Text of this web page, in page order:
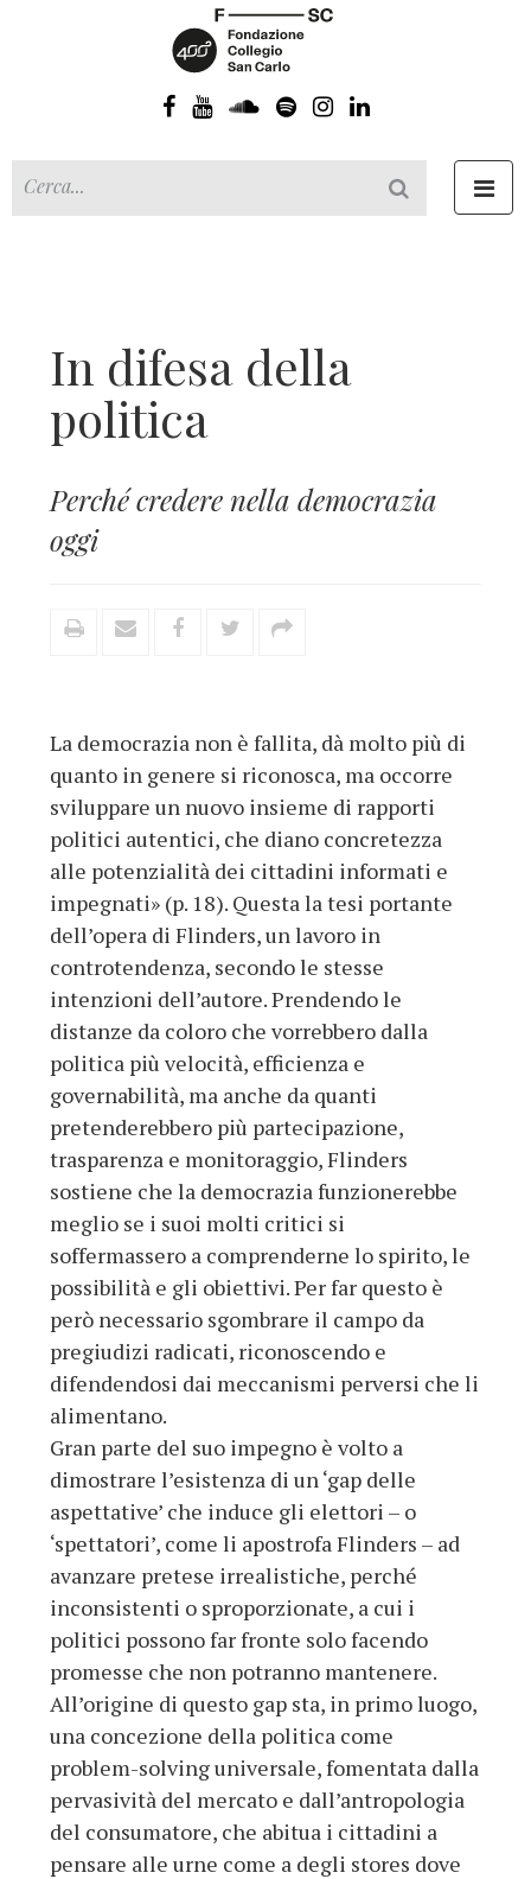
In difesa della
politica
Perché credere nella democrazia
oggi
La democrazia non è fallita, dà molto più di
quanto in genere si riconosca, ma occorre
sviluppare un nuovo insieme di rapporti
politici autentici, che diano concretezza
alle potenzialità dei cittadini informati e
impegnati» (p. 18). Questa la tesi portante
dell’opera di Flinders, un lavoro in
controtendenza, secondo le stesse
intenzioni dell’autore. Prendendo le
distanze da coloro che vorrebbero dalla
politica più velocità, efficienza e
governabilità, ma anche da quanti
pretenderebbero più partecipazione,
trasparenza e monitoraggio, Flinders
sostiene che la democrazia funzionerebbe
meglio se i suoi molti critici si
soffermassero a comprenderne lo spirito, le
possibilità e gli obiettivi. Per far questo è
però necessario sgombrare il campo da
pregiudizi radicati, riconoscendo e
difendendosi dai meccanismi perversi che li
alimentano.
Gran parte del suo impegno è volto a
dimostrare l’esistenza di un ‘gap delle
aspettative’ che induce gli elettori – o
‘spettatori’, come li apostrofa Flinders – ad
avanzare pretese irrealistiche, perché
inconsistenti o sproporzionate, a cui i
politici possono far fronte solo facendo
promesse che non potranno mantenere.
All’origine di questo gap sta, in primo luogo,
una concezione della politica come
problem-solving universale, fomentata dalla
pervasività del mercato e dall’antropologia
del consumatore, che abitua i cittadini a
pensare alle urne come a degli stores dove